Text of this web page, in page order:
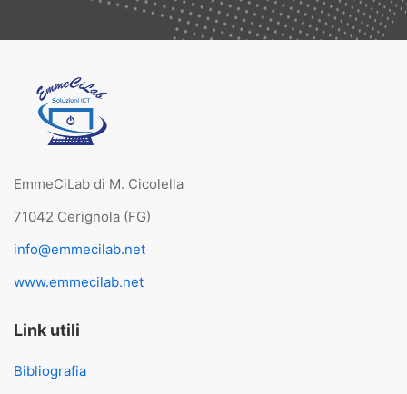
EmmeCiLab di M. Cicolella
71042 Cerignola (FG)
info@emmecilab.net
www.emmecilab.net
Link utili
Bibliografia